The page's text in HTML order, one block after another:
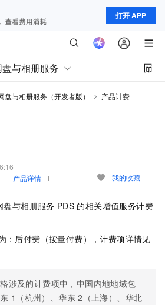
打开 APP
盘与相册服务
盘与相册服务（开发者版）
产品计费
产品详情 我的收藏
盘与相册服务 PDS 的相关增值服务计费
：后付费（按量付费），计费项详情见
涉及的计费项中，中国内地地域包
1（杭州）、华东 2（上海）、华北